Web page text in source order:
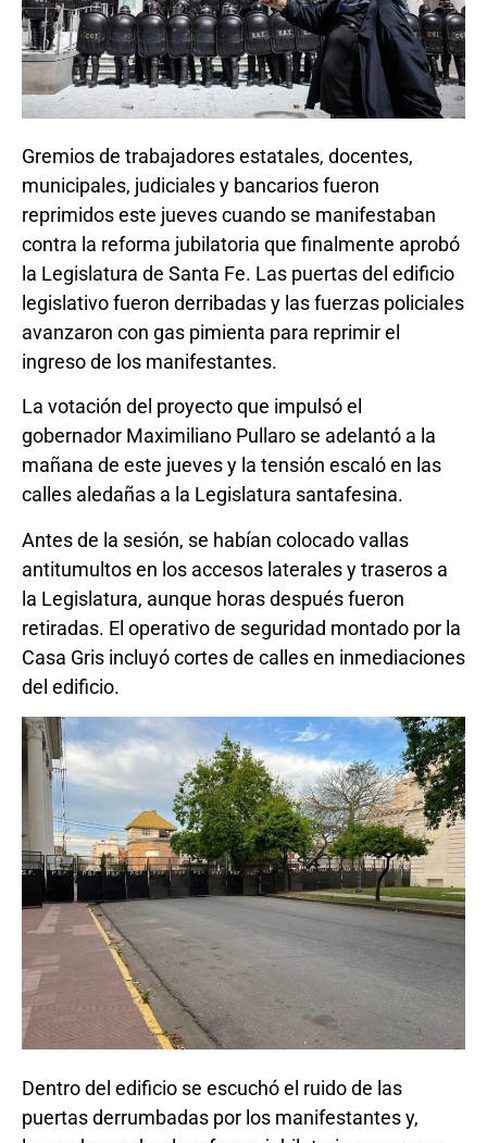
Gremios de trabajadores estatales, docentes,
municipales, judiciales y bancarios fueron
reprimidos este jueves cuando se manifestaban
contra la reforma jubilatoria que finalmente aprobó
la Legislatura de Santa Fe. Las puertas del edificio
legislativo fueron derribadas y las fuerzas policiales
avanzaron con gas pimienta para reprimir el
ingreso de los manifestantes.
La votación del proyecto que impulsó el
gobernador Maximiliano Pullaro se adelantó a la
mañana de este jueves y la tensión escaló en las
calles aledañas a la Legislatura santafesina.
Antes de la sesión, se habían colocado vallas
antitumultos en los accesos laterales y traseros a
la Legislatura, aunque horas después fueron
retiradas. El operativo de seguridad montado por la
Casa Gris incluyó cortes de calles en inmediaciones
del edificio.
Dentro del edificio se escuchó el ruido de las
puertas derrumbadas por los manifestantes y,